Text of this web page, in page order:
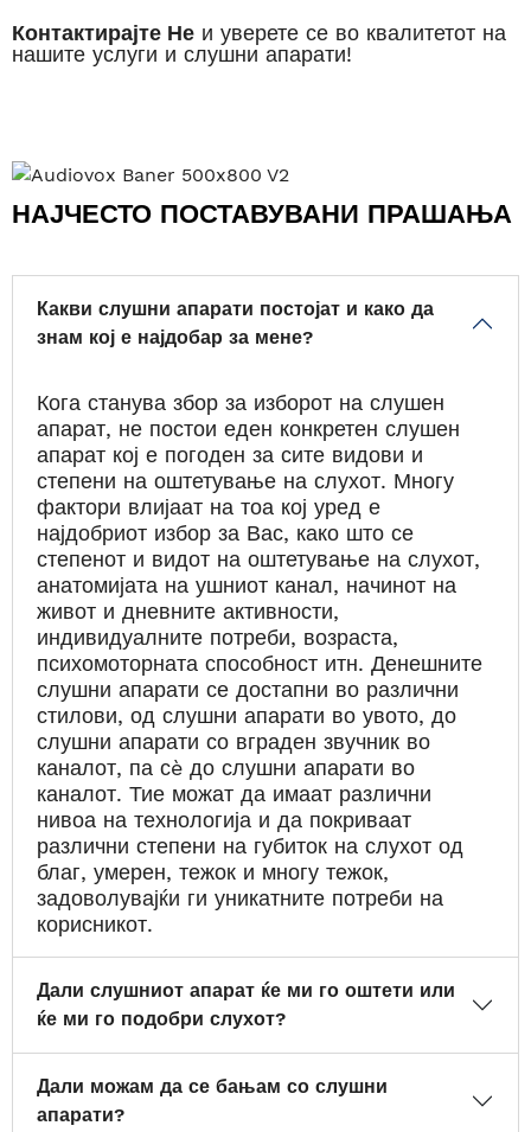
Контактирајте Не и уверете се во квалитетот на
нашите услуги и слушни апарати!
НАЈЧЕСТО ПОСТАВУВАНИ ПРАШАЊА
Какви слушни апарати постојат и како да
знам кој е најдобар за мене?
Кога станува збор за изборот на слушен
апарат, не постои еден конкретен слушен
апарат кој е погоден за сите видови и
степени на оштетување на слухот. Многу
фактори влијаат на тоа кој уред е
најдобриот избор за Вас, како што се
степенот и видот на оштетување на слухот,
анатомијата на ушниот канал, начинот на
живот и дневните активности,
индивидуалните потреби, возраста,
психомоторната способност итн. Денешните
слушни апарати се достапни во различни
стилови, од слушни апарати во увото, до
слушни апарати со вграден звучник во
каналот, па сè до слушни апарати во
каналот. Тие можат да имаат различни
нивоа на технологија и да покриваат
различни степени на губиток на слухот од
благ, умерен, тежок и многу тежок,
задоволувајќи ги уникатните потреби на
корисникот.
Дали слушниот апарат ќе ми го оштети или
ќе ми го подобри слухот?
Дали можам да се бањам со слушни
апарати?